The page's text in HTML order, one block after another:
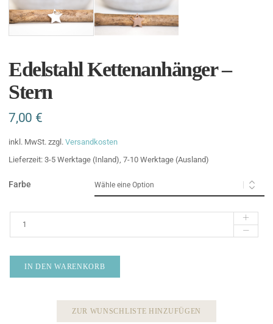
Edelstahl Kettenanhänger –
Stern
7,00 €
inkl. MwSt. zzgl. Versandkosten
Lieferzeit: 3-5 Werktage (Inland), 7-10 Werktage (Ausland)
Farbe
IN DEN WARENKORB
ZUR WUNSCHLISTE HINZUFÜGEN